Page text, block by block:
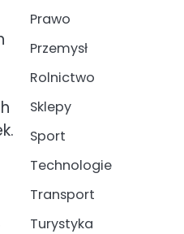
Prawo
Przemysł
Rolnictwo
Sklepy
Sport
Technologie
Transport
Turystyka